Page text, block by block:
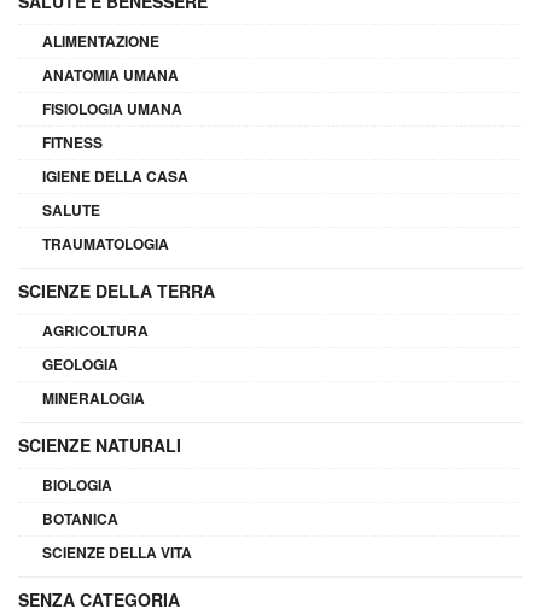
ALIMENTAZIONE
ANATOMIA UMANA
FISIOLOGIA UMANA
FITNESS
IGIENE DELLA CASA
SALUTE
TRAUMATOLOGIA
SCIENZE DELLA TERRA
AGRICOLTURA
GEOLOGIA
MINERALOGIA
SCIENZE NATURALI
BIOLOGIA
BOTANICA
SCIENZE DELLA VITA
SENZA CATEGORIA